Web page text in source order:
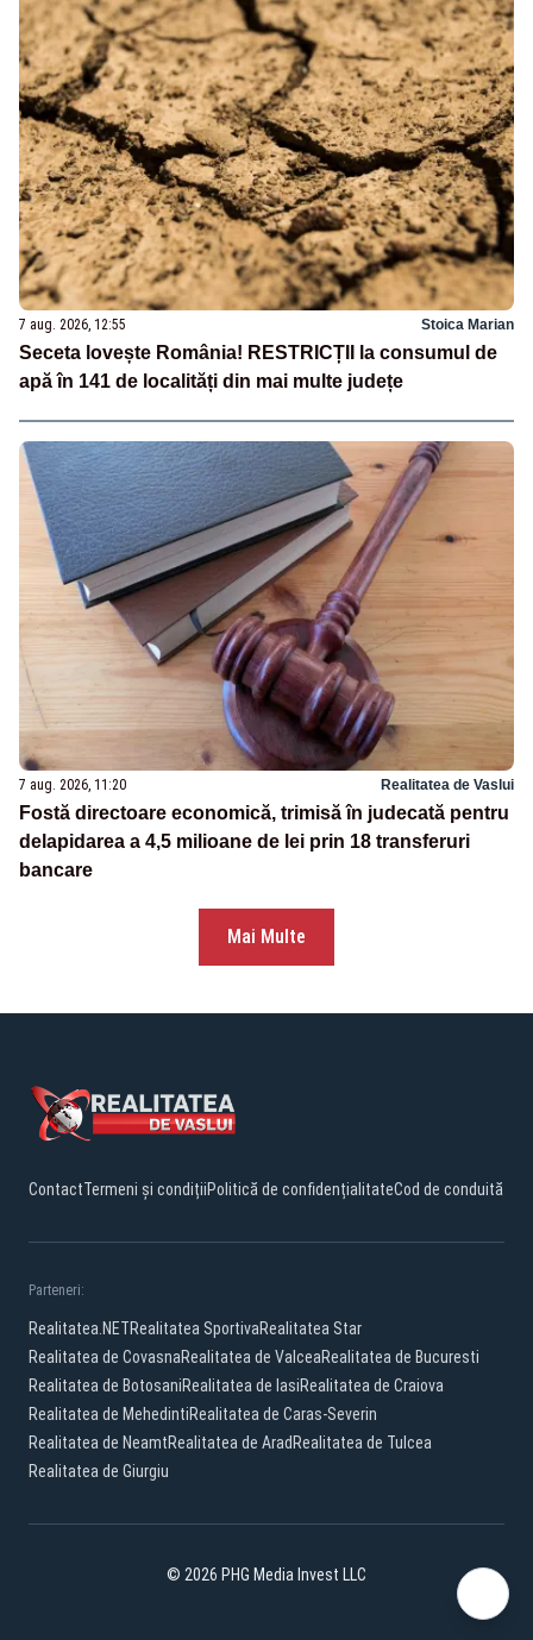
7 aug. 2026, 12:55 Stoica Marian
Seceta lovește România! RESTRICȚII la consumul de
apă în 141 de localități din mai multe județe
7 aug. 2026, 11:20 Realitatea de Vaslui
Fostă directoare economică, trimisă în judecată pentru
delapidarea a 4,5 milioane de lei prin 18 transferuri
bancare
Mai Multe
ContactTermeni și condițiiPolitică de confidențialitateCod de conduită
Parteneri:
Realitatea.NETRealitatea SportivaRealitatea Star
Realitatea de CovasnaRealitatea de ValceaRealitatea de Bucuresti
Realitatea de BotosaniRealitatea de IasiRealitatea de Craiova
Realitatea de MehedintiRealitatea de Caras-Severin
Realitatea de NeamtRealitatea de Arad Realitatea de Tulcea
Realitatea de Giurgiu
© 2026 PHG Media Invest LLC